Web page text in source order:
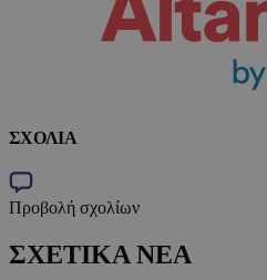
ΣΧΟΛΙΑ
Προβολή σχολίων
ΣΧΕΤΙΚΑ ΝΕΑ